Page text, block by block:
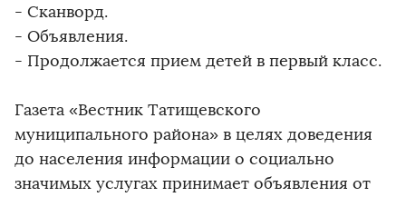
- Сканворд.
- Объявления.
- Продолжается прием детей в первый класс.
Газета «Вестник Татищевского
муниципального района» в целях доведения
до населения информации о социально
значимых услугах принимает объявления от